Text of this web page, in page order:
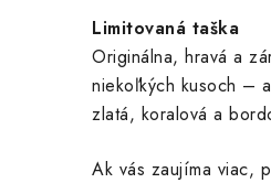
Limitovaná taška
Originálna, hravá a
niekoľkých kusoch –
zlatá, koralová a
Ak vás zaujíma viac,